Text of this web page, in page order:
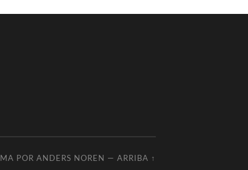
POR ANDERS NOREN — ARRIBA ↑